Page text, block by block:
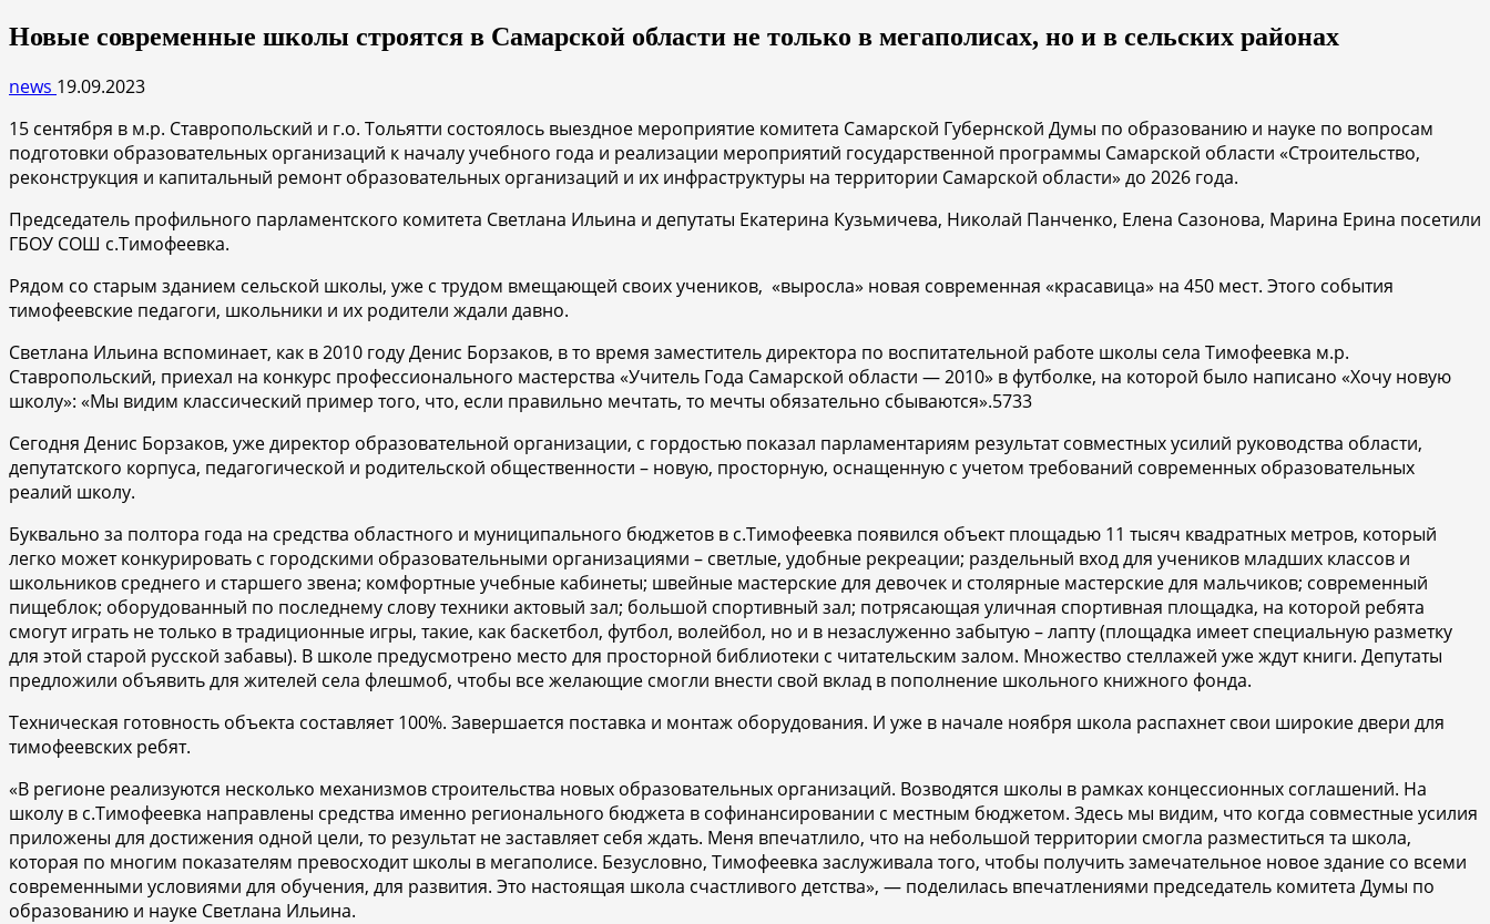
Новые современные школы строятся в Самарской области не только в мегаполисах, но и в сельских районах
news 19.09.2023
15 сентября в м.р. Ставропольский и г.о. Тольятти состоялось выездное мероприятие комитета Самарской Губернской Думы по образованию и науке по вопросам
подготовки образовательных организаций к началу учебного года и реализации мероприятий государственной программы Самарской области «Строительство,
реконструкция и капитальный ремонт образовательных организаций и их инфраструктуры на территории Самарской области» до 2026 года.
Председатель профильного парламентского комитета Светлана Ильина и депутаты Екатерина Кузьмичева, Николай Панченко, Елена Сазонова, Марина Ерина посетили
ГБОУ СОШ с.Тимофеевка.
Рядом со старым зданием сельской школы, уже с трудом вмещающей своих учеников, «выросла» новая современная «красавица» на 450 мест. Этого события
тимофеевские педагоги, школьники и их родители ждали давно.
Светлана Ильина вспоминает, как в 2010 году Денис Борзаков, в то время заместитель директора по воспитательной работе школы села Тимофеевка м.р.
Ставропольский, приехал на конкурс профессионального мастерства «Учитель Года Самарской области — 2010» в футболке, на которой было написано «Хочу новую
школу»: «Мы видим классический пример того, что, если правильно мечтать, то мечты обязательно сбываются».5733
Сегодня Денис Борзаков, уже директор образовательной организации, с гордостью показал парламентариям результат совместных усилий руководства области,
депутатского корпуса, педагогической и родительской общественности – новую, просторную, оснащенную с учетом требований современных образовательных
реалий школу.
Буквально за полтора года на средства областного и муниципального бюджетов в с.Тимофеевка появился объект площадью 11 тысяч квадратных метров, который
легко может конкурировать с городскими образовательными организациями – светлые, удобные рекреации; раздельный вход для учеников младших классов и
школьников среднего и старшего звена; комфортные учебные кабинеты; швейные мастерские для девочек и столярные мастерские для мальчиков; современный
пищеблок; оборудованный по последнему слову техники актовый зал; большой спортивный зал; потрясающая уличная спортивная площадка, на которой ребята
смогут играть не только в традиционные игры, такие, как баскетбол, футбол, волейбол, но и в незаслуженно забытую – лапту (площадка имеет специальную разметку
для этой старой русской забавы). В школе предусмотрено место для просторной библиотеки с читательским залом. Множество стеллажей уже ждут книги. Депутаты
предложили объявить для жителей села флешмоб, чтобы все желающие смогли внести свой вклад в пополнение школьного книжного фонда.
Техническая готовность объекта составляет 100%. Завершается поставка и монтаж оборудования. И уже в начале ноября школа распахнет свои широкие двери для
тимофеевских ребят.
«В регионе реализуются несколько механизмов строительства новых образовательных организаций. Возводятся школы в рамках концессионных соглашений. На
школу в с.Тимофеевка направлены средства именно регионального бюджета в софинансировании с местным бюджетом. Здесь мы видим, что когда совместные усилия
приложены для достижения одной цели, то результат не заставляет себя ждать. Меня впечатлило, что на небольшой территории смогла разместиться та школа,
которая по многим показателям превосходит школы в мегаполисе. Безусловно, Тимофеевка заслуживала того, чтобы получить замечательное новое здание со всеми
современными условиями для обучения, для развития. Это настоящая школа счастливого детства», — поделилась впечатлениями председатель комитета Думы по
образованию и науке Светлана Ильина.